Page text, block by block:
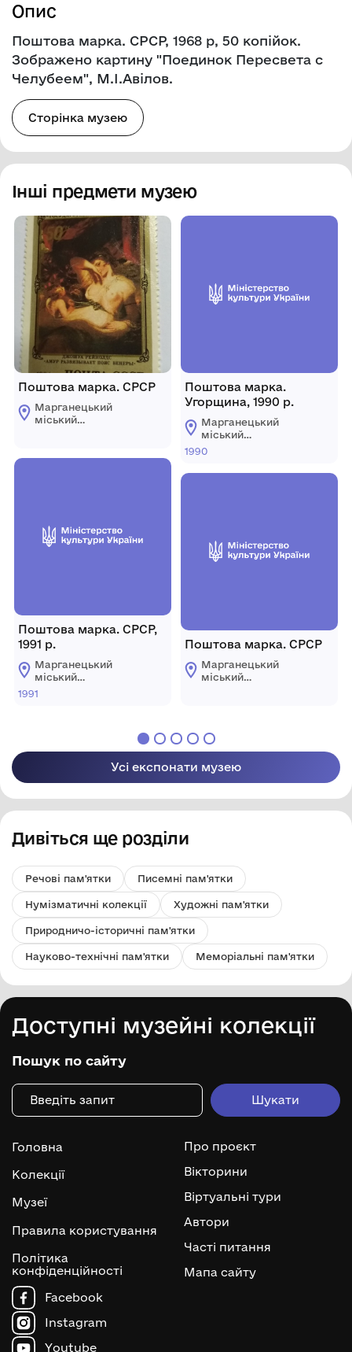
Опис
Поштова марка. СРСР, 1968 р, 50 копійок.
Зображено картину "Поединок Пересвета с
Челубеем", М.І.Авілов.
Сторінка музею
Інші предмети музею
Поштова марка. СРСР
Марганецький
міський
міської ради
Поштова марка. СРСР,
1991 р.
Марганецький
міський
краєзнавчий музей
1991
Поштова марка.
Угорщина, 1990 р.
Марганецький
міський
краєзнавчий музей
міської ради
1990
Поштова марка. СРСР
Марганецький
міський
Усі експонати музею
Дивіться ще розділи
Речові пам'ятки Писемні пам'ятки
Нумізматичні колекції Художні пам'ятки
Природничо-історичні пам'ятки
Науково-технічні пам'ятки Меморіальні пам'ятки
Доступні музейні колекції
Пошук по сайту
Головна
Колекції
Музеї
Правила користування
Політика
конфіденційності
Про проєкт
Вікторини
Віртуальні тури
Автори
Часті питання
Мапа сайту
Facebook
Instagram
Youtube